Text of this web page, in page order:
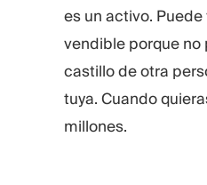
es un activo.
vendible porque no
castillo de otra
tuya. Cuando
millones.